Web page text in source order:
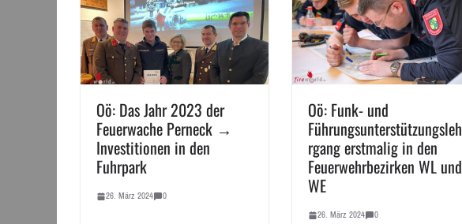
Oö: Das Jahr 2023 der
Feuerwache Perneck →
Investitionen in den
Fuhrpark
26. März 2024 0
Oö: Funk- und
Führungsunterstützungsleh
rgang erstmalig in den
Feuerwehrbezirken WL und
WE
26. März 2024 0